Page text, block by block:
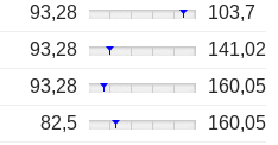
93,28
103,7
93,28
141,02
93,28
160,05
82,5
160,05